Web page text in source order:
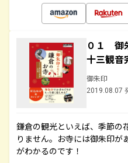
０１ 御
十三観
御朱印
2019.08.07
鎌倉の観光といえば、季節の
りません。お寺には御朱印が
がわかるのです！